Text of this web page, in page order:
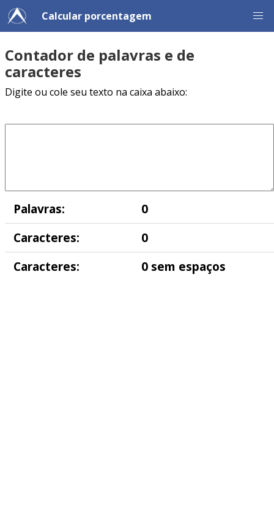
Calcular porcentagem
Contador de palavras e de
caracteres
Digite ou cole seu texto na caixa abaixo:
Palavras:
0
Caracteres:
0
Caracteres:
0 sem espaços